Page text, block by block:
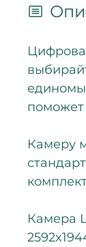
Камеру
Камера